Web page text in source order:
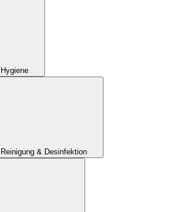
Hygiene
Reinigung & Desinfektion